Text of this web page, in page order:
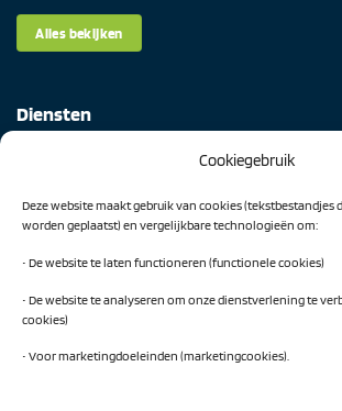
Cookiegebruik
Deze website maakt gebruik van cookies (tekstbestandjes
worden geplaatst) en vergelijkbare technologieën om:
• De website te laten functioneren (functionele cookies)
• De website te analyseren om onze dienstverlening te
cookies)
• Voor marketingdoeleinden (marketingcookies).
Alles bekijken
Diensten
AI Readiness Scan
Traineeship SN Data & AI
Projecten